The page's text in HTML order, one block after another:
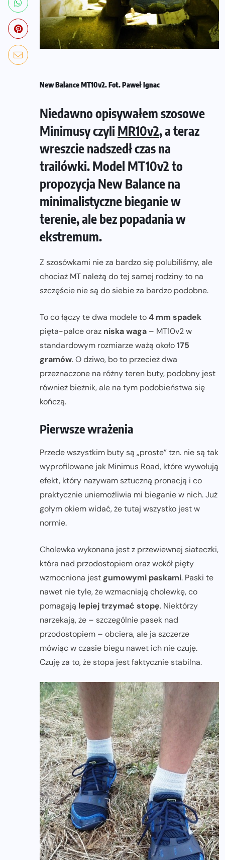
New Balance MT10v2. Fot. Paweł Ignac
Niedawno opisywałem szosowe
Minimusy czyliMR10v2, a teraz
wreszcie nadszedł czas na
trailówki. Model MT10v2 to
propozycja New Balance na
minimalistyczne bieganie w
terenie, ale bez popadania w
ekstremum.
Z szosówkami nie za bardzo się polubiliśmy, ale
chociaż MT należą do tej samej rodziny to na
szczęście nie są do siebie za bardzo podobne.
To co łączy te dwa modele to4 mm spadek
pięta-palce oraz niska waga – MT10v2 w
standardowym rozmiarze ważą około175
gramów. O dziwo, bo to przecież dwa
przeznaczone na różny teren buty, podobny jest
również bieżnik, ale na tym podobieństwa się
kończą.
Pierwsze wrażenia
Przede wszystkim buty są „proste” tzn. nie są tak
wyprofilowane jak Minimus Road, które wywołują
efekt, który nazywam sztuczną pronacją i co
praktycznie uniemożliwia mi bieganie w nich. Już
gołym okiem widać, że tutaj wszystko jest w
normie.
Cholewka wykonana jest z przewiewnej siateczki,
która nad przodostopiem oraz wokół pięty
wzmocniona jest gumowymi paskami. Paski te
nawet nie tyle, że wzmacniają cholewkę, co
pomagają lepiej trzymać stopę. Niektórzy
narzekają, że – szczególnie pasek nad
przodostopiem – obciera, ale ja szczerze
mówiąc w czasie biegu nawet ich nie czuję.
Czuję za to, że stopa jest faktycznie stabilna.